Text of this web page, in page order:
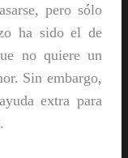
pero sólo
ha sido el de
no quiere un
Sin embargo,
extra para